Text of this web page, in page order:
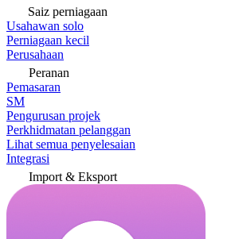
Saiz perniagaan
Usahawan solo
Perniagaan kecil
Perusahaan
Peranan
Pemasaran
SM
Pengurusan projek
Perkhidmatan pelanggan
Lihat semua penyelesaian
Integrasi
Import & Eksport